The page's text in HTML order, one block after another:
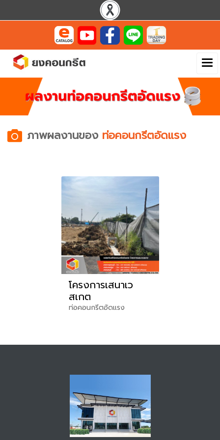
ภาพผลงานของ ท่อคอนกรีตอัดแรง
โครงการเสนาเว
สเกต
ท่อคอนกรีตอัดแรง